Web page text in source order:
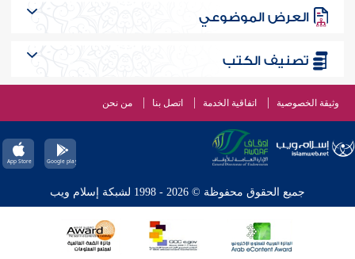
العرض الموضوعي
تصنيف الكتب
وثيقة الخصوصية اتفاقية الخدمة اتصل بنا من نحن
جميع الحقوق محفوظة © 2026 - 1998 لشبكة إسلام ويب